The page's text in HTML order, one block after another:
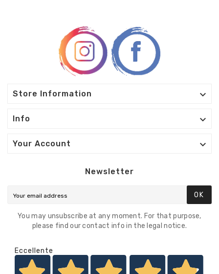
Store Information 
Info 
Your Account 
Newsletter
OK
You may unsubscribe at any moment. For that purpose,
please find our contact info in the legal notice.
Eccellente